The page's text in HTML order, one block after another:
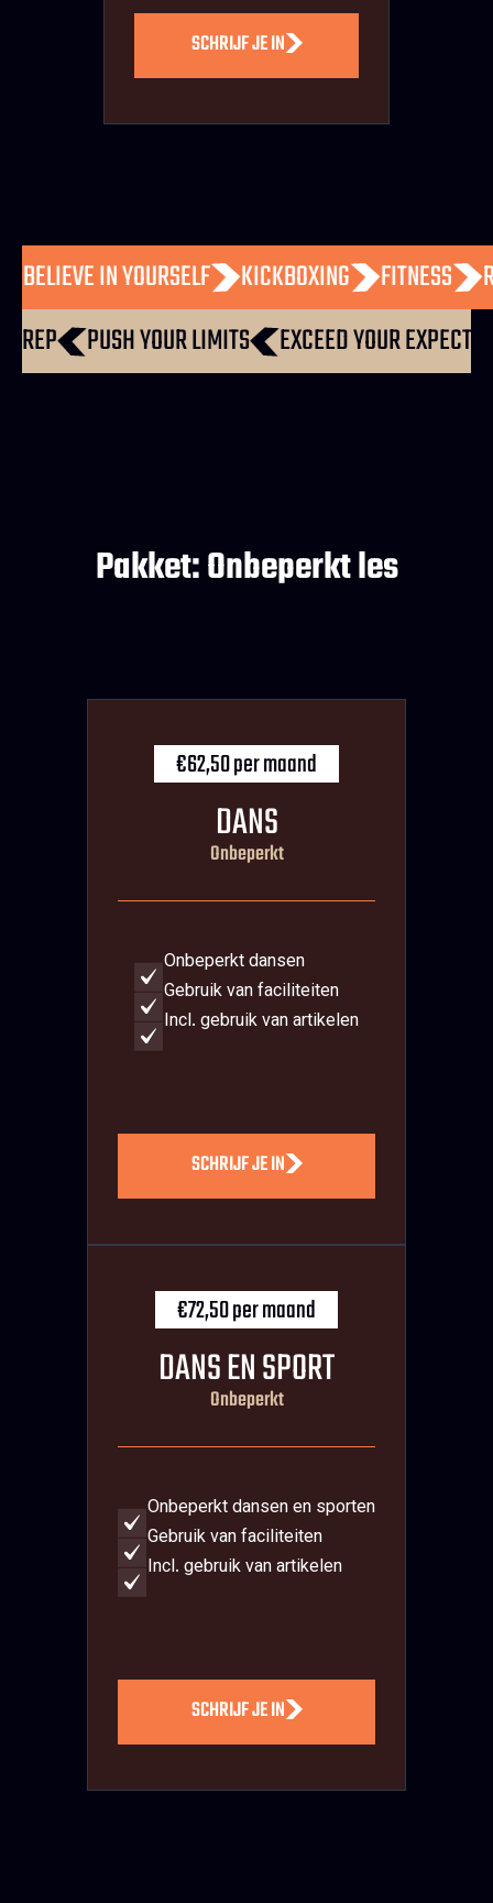
SCHRIJF JE IN
BELIEVE IN YOURSELF KICKBOXING
FITNESS
PUSH YOUR LIMITS EXCEED YOUR
Pakket: Onbeperkt les
€62,50 per maand
DANS
Onbeperkt
Onbeperkt dansen
Gebruik van faciliteiten
Incl. gebruik van artikelen
SCHRIJF JE IN
€72,50 per maand
DANS EN SPORT
Onbeperkt
Onbeperkt dansen en sporten
Gebruik van faciliteiten
Incl. gebruik van artikelen
SCHRIJF JE IN